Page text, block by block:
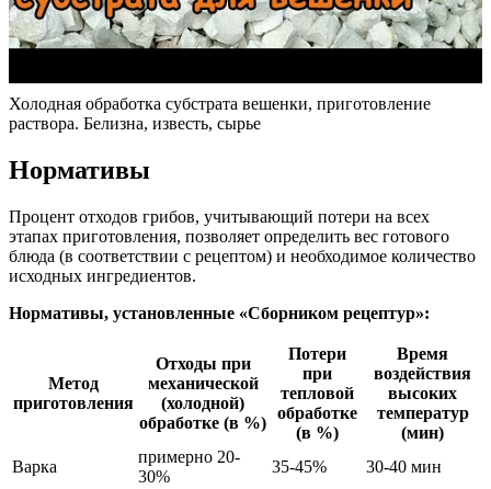
Холодная обработка субстрата вешенки, приготовление
раствора. Белизна, известь, сырье
Нормативы
Процент отходов грибов, учитывающий потери на всех
этапах приготовления, позволяет определить вес готового
блюда (в соответствии с рецептом) и необходимое количество
исходных ингредиентов.
Нормативы, установленные «Сборником рецептур»:
Метод
приготовления
Отходы при
механической
(холодной)
обработке (в %)
Потери
при
тепловой
обработке
(в %)
Время
воздействия
высоких
температур
(мин)
Варка
примерно 20-
30%
35-45%
30-40 мин